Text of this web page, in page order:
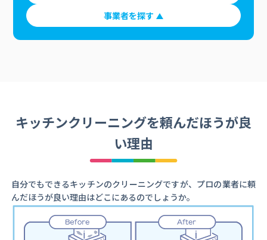
事業者を探す
キッチンクリーニングを頼んだほうが良
い理由
自分でもできるキッチンのクリーニングですが、プロの業者に頼
んだほうが良い理由はどこにあるのでしょうか。